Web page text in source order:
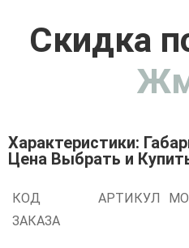
Скидка
Характеристики:
Цена Выбрать и
КОД
ЗАКАЗА
АРТИКУЛ